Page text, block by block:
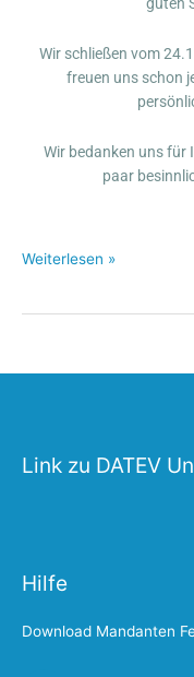
Wir schließen vom
freuen uns schon
Wir bedanken uns für
paar
Weiterlesen »
Link zu DATEV
Hilfe
Download Mandanten